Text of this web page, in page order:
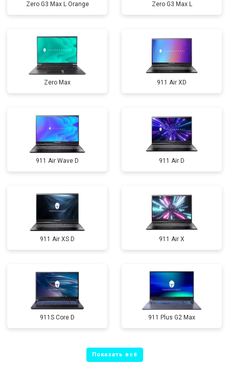
Zero G3 Max L Orange Zero G3 Max L
Zero Max 911 Air XD
911 Air Wave D 911 Air D
911 Air XS D 911 Air X
911S Core D 911 Plus G2 Max